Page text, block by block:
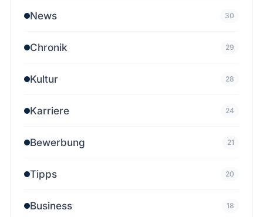
News 30
Chronik 29
Kultur 28
Karriere 24
Bewerbung 21
Tipps 20
Business 18